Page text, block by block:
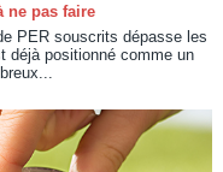
ne pas faire
PER souscrits dépasse les
déjà positionné comme un